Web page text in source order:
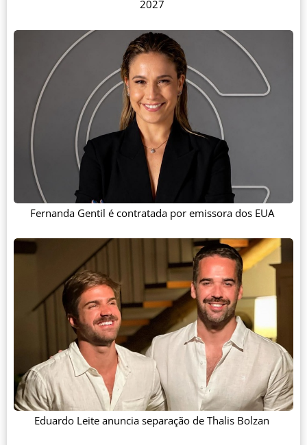
2027
Fernanda Gentil é contratada por emissora dos EUA
Eduardo Leite anuncia separação de Thalis Bolzan